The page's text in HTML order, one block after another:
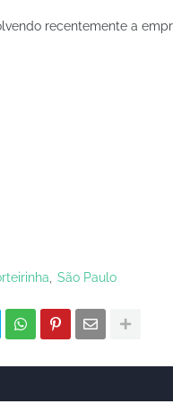
recentemente a
São Paulo